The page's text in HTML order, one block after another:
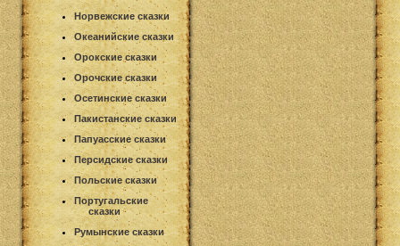
Норвежские сказки
Океанийские сказки
Орокские сказки
Орочские сказки
Осетинские сказки
Пакистанские сказки
Папуасские сказки
Персидские сказки
Польские сказки
Португальские
сказки
Румынские сказки